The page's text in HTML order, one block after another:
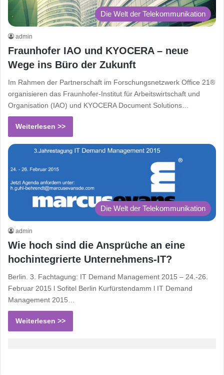
Die Welt der Telekommunikation
admin
Fraunhofer IAO und KYOCERA – neue
Wege ins Büro der Zukunft
Im Rahmen der Partnerschaft im Forschungsnetzwerk Office 21®
organisieren das Fraunhofer-Institut für Arbeitswirtschaft und
Organisation (IAO) und KYOCERA Document Solutions…
Weiterlesen >>
Die Welt der Telekommunikation
admin
Wie hoch sind die Ansprüche an eine
hochintegrierte Unternehmens-IT?
Berlin. 3. Fachtagung: IT Demand Management 2015 – 24.-26.
Februar 2015 l Sofitel Berlin Kurfürstendamm l IT Demand
Management 2015…
Weiterlesen >>